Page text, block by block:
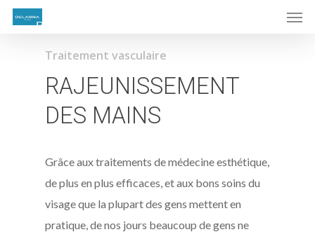
Traitement vasculaire
RAJEUNISSEMENT
DES MAINS
Grâce aux traitements de médecine esthétique,
de plus en plus efficaces, et aux bons soins du
visage que la plupart des gens mettent en
pratique, de nos jours beaucoup de gens ne